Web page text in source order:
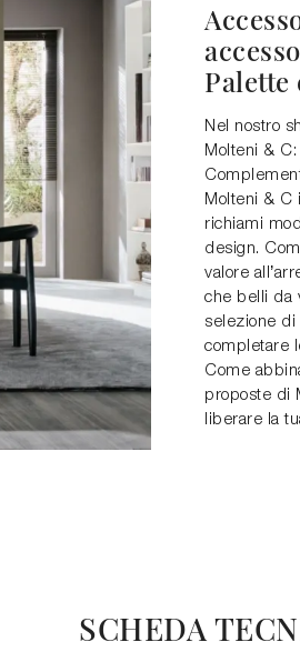
Nel nostro
Molteni &
Molteni & C
richiami
design.
valore
che belli da
selezione di
completare
Come
proposte di
liberare la
SCHEDA